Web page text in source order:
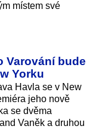
místem své
Varování bude
Yorku
Havla se v New
jeho nově
se dvěma
Vaněk a druhou